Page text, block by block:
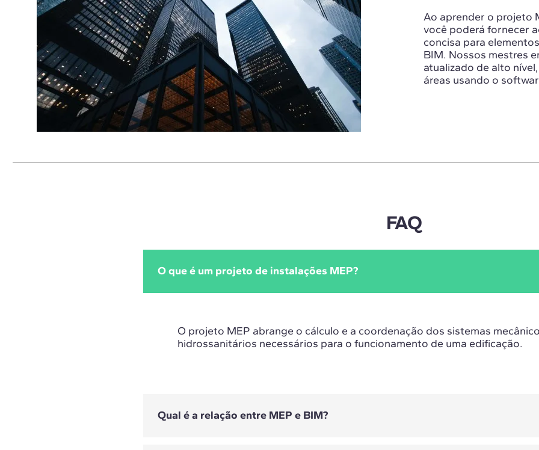
Ao aprender o projeto
você poderá fornecer
concisa para
BIM. Nossos mestres
atualizado de alto
áreas usando o
FAQ
O que é um projeto de instalações MEP?
O projeto MEP abrange o cálculo e a coordenação dos sistemas
hidrossanitários necessários para o funcionamento de uma edificação.
Qual é a relação entre MEP e BIM?